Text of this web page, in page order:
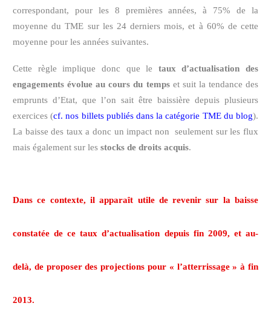
correspondant, pour les 8 premières années, à 75% de la
moyenne du TME sur les 24 derniers mois, et à 60% de cette
moyenne pour les années suivantes.
Cette règle implique donc que le taux d’actualisation des
engagements évolue au cours du tempset suit la tendance des
emprunts d’Etat, que l’on sait être baissière depuis plusieurs
exercices (cf. nos billets publiés dans la catégorie TME du blog).
La baisse des taux a donc un impact non seulement sur les flux
mais également sur les stocks de droits acquis.
Dans ce contexte, il apparaît utile de revenir sur la baisse
constatée de ce taux d’actualisation depuis fin 2009, et au-
delà, de proposer desprojections pour « l’atterrissage » à fin
2013.